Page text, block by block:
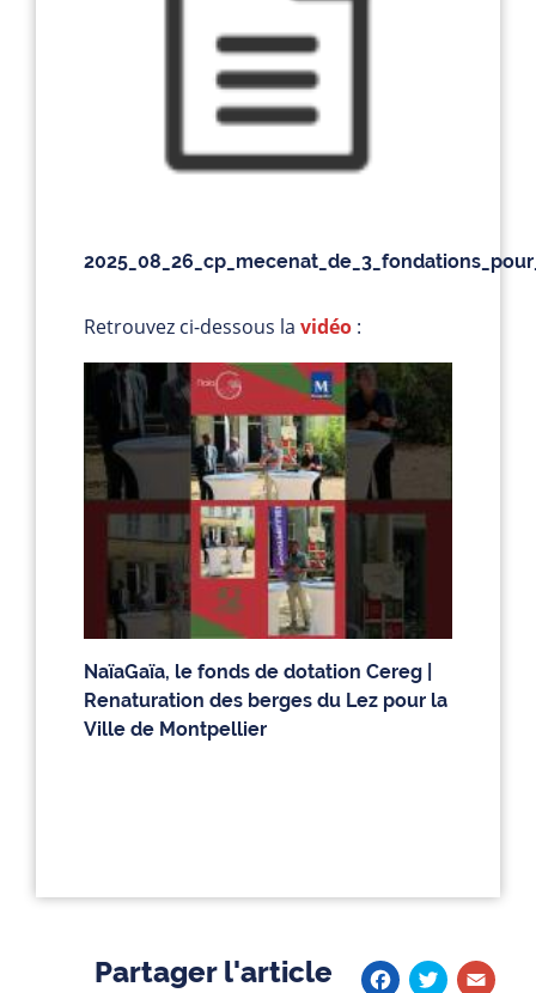
Retrouvez ci-dessous la vidéo :
NaïaGaïa, le fonds de dotation Cereg |
Renaturation des berges du Lez pour la
Ville de Montpellier
Partager l'article